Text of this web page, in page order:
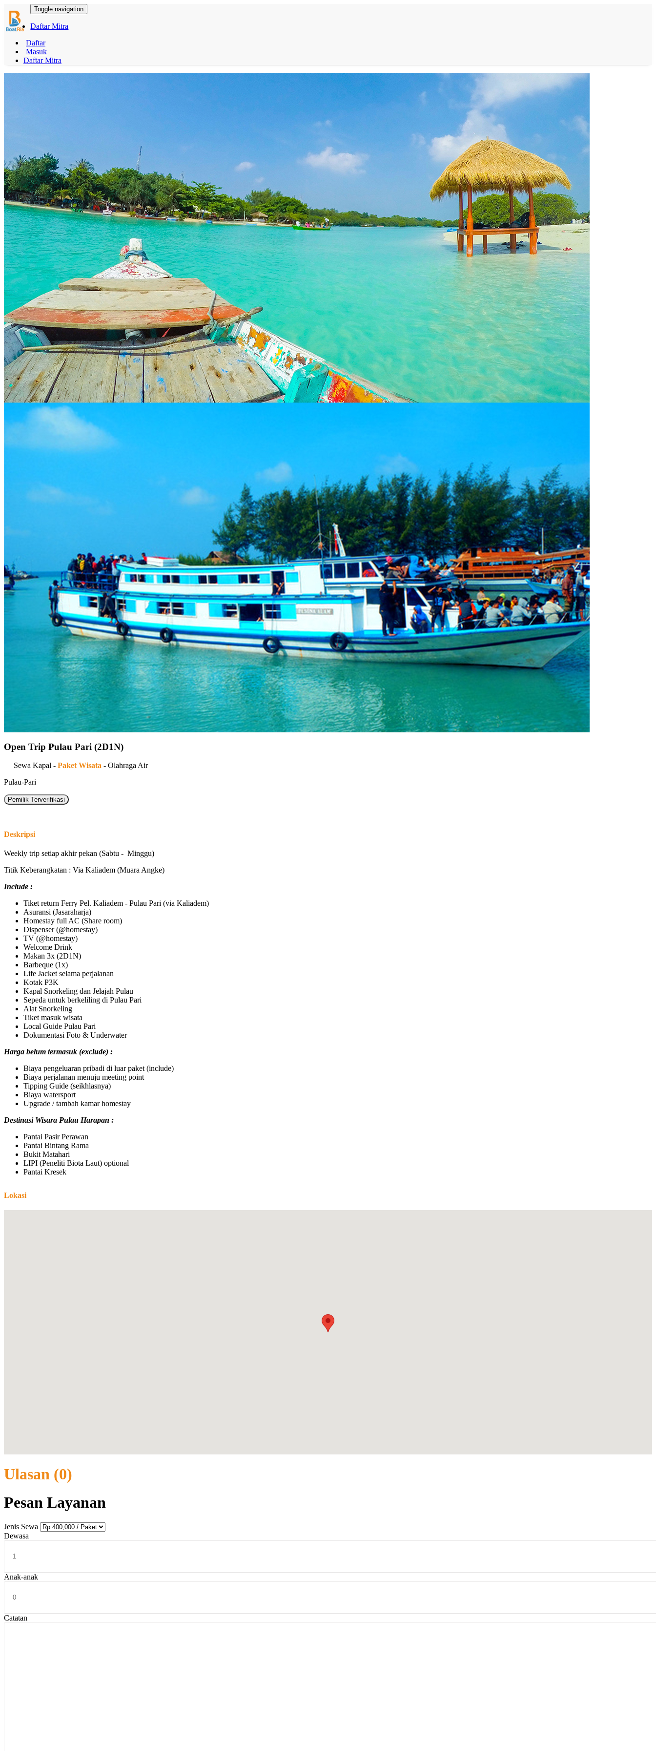
Toggle navigation
Daftar Mitra
Daftar
Masuk
Daftar Mitra
Open Trip Pulau Pari (2D1N)
Sewa Kapal - Paket Wisata - Olahraga Air
Pulau-Pari
Pemilik Terverifikasi
Deskripsi
Weekly trip setiap akhir pekan (Sabtu - Minggu)
Titik Keberangkatan : Via Kaliadem (Muara Angke)
Include :
Tiket return Ferry Pel. Kaliadem - Pulau Pari (via Kaliadem)
Asuransi (Jasaraharja)
Homestay full AC (Share room)
Dispenser (@homestay)
TV (@homestay)
Welcome Drink
Makan 3x (2D1N)
Barbeque (1x)
Life Jacket selama perjalanan
Kotak P3K
Kapal Snorkeling dan Jelajah Pulau
Sepeda untuk berkeliling di Pulau Pari
Alat Snorkeling
Tiket masuk wisata
Local Guide Pulau Pari
Dokumentasi Foto & Underwater
Harga belum termasuk (exclude) :
Biaya pengeluaran pribadi di luar paket (include)
Biaya perjalanan menuju meeting point
Tipping Guide (seikhlasnya)
Biaya watersport
Upgrade / tambah kamar homestay
Destinasi Wisara Pulau Harapan :
Pantai Pasir Perawan
Pantai Bintang Rama
Bukit Matahari
LIPI (Peneliti Biota Laut) optional
Pantai Kresek
Lokasi
Ulasan (0)
Pesan Layanan
Jenis Sewa
Dewasa
Anak-anak
Catatan